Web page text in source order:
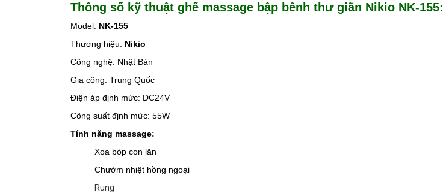
Thông số kỹ thuật ghế massage bập bênh thư giãn Nikio NK-155:
Model: NK-155
Thương hiệu: Nikio
Công nghệ: Nhật Bản
Gia công: Trung Quốc
Điện áp định mức: DC24V
Công suất định mức: 55W
Tính năng massage:
Xoa bóp con lăn
Chườm nhiệt hồng ngoại
Rung